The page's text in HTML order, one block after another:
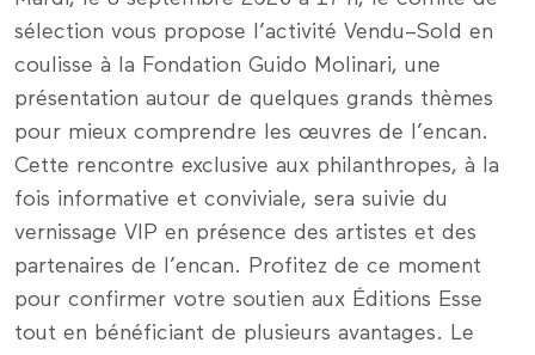
sélection vous propose l’activité Vendu–Sold en
coulisse à la Fondation Guido Molinari, une
présentation autour de quelques grands thèmes
pour mieux comprendre les œuvres de l’encan.
Cette rencontre exclusive aux philanthropes, à la
fois informative et conviviale, sera suivie du
vernissage VIP en présence des artistes et des
partenaires de l’encan. Profitez de ce moment
pour confirmer votre soutien aux Éditions Esse
tout en bénéficiant de plusieurs avantages. Le